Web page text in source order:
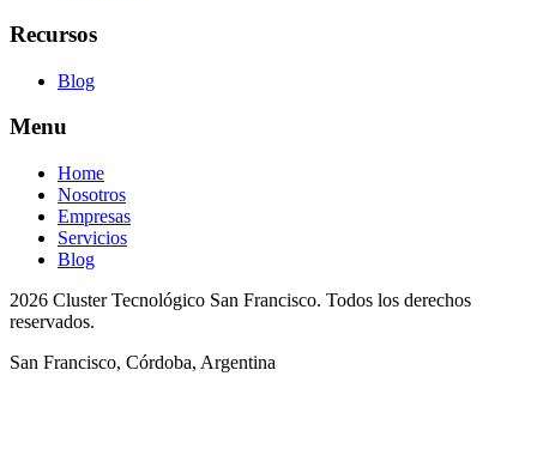
Recursos
Blog
Menu
Home
Nosotros
Empresas
Servicios
Blog
2026 Cluster Tecnológico San Francisco. Todos los derechos
reservados.
San Francisco, Córdoba, Argentina